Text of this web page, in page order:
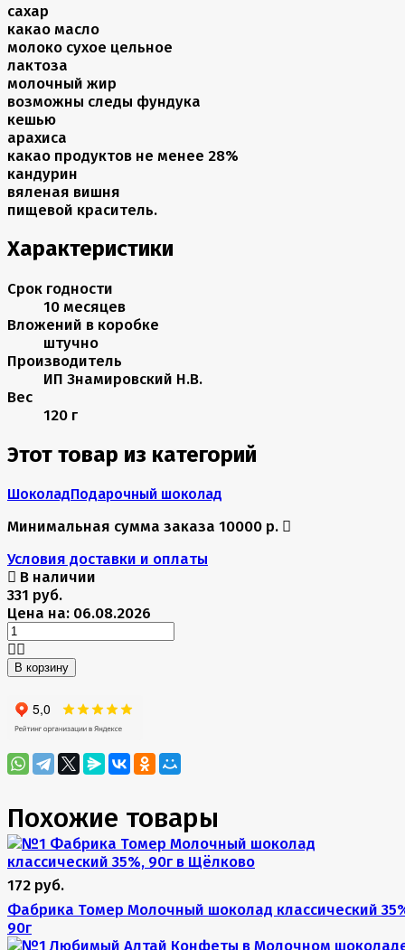
сахар
какао масло
молоко сухое цельное
лактоза
молочный жир
возможны следы фундука
кешью
арахиса
какао продуктов не менее 28%
кандурин
вяленая вишня
пищевой краситель.
Характеристики
Срок годности
10 месяцев
Вложений в коробке
штучно
Производитель
ИП Знамировский Н.В.
Вес
120 г
Этот товар из категорий
ШоколадПодарочный шоколад
Минимальная сумма заказа 10000 р.
Условия доставки и оплаты
В наличии
331 руб.
Цена на: 06.08.2026
В корзину
Похожие товары
172 руб.
Фабрика Томер Молочный шоколад классический
90г